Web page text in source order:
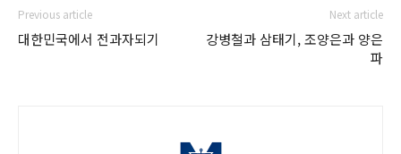
Previous article
대한민국에서 전과자되기
Next article
강병철과 삼태기, 조양은과 양은
파